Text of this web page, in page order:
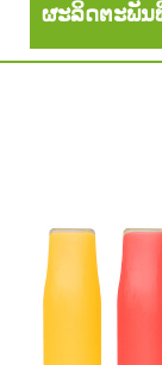
ຜະລິດຕະພັນ